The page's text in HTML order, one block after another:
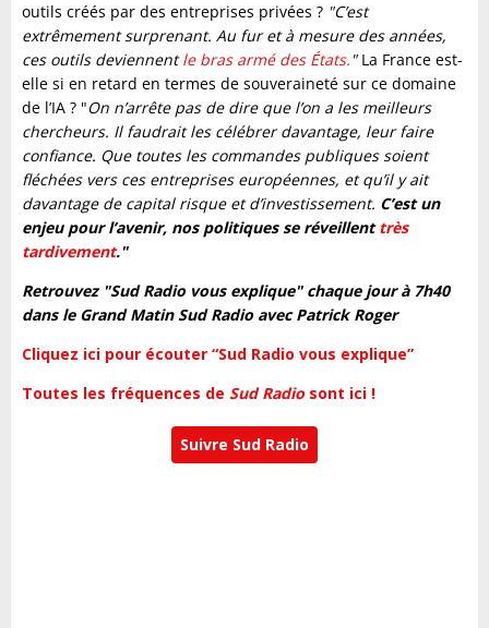
outils créés par des entreprises privées ? "C’est
extrêmement surprenant. Au fur et à mesure des années,
ces outils deviennentle bras armé des États." La France est-
elle si en retard en termes de souveraineté sur ce domaine
de l’IA ? "On n’arrête pas de dire que l’on a les meilleurs
chercheurs. Il faudrait les célébrer davantage, leur faire
confiance. Que toutes les commandes publiques soient
fléchées vers ces entreprises européennes, et qu’il y ait
davantage de capital risque et d’investissement. C’est un
enjeu pour l’avenir, nos politiques se réveillenttrès
tardivement."
Retrouvez "Sud Radio vous explique" chaque jour à 7h40
dans le Grand Matin Sud Radio avec Patrick Roger
Cliquez ici pour écouter “Sud Radio vous explique”
Toutes les fréquences de Sud Radio sont ici !
Suivre Sud Radio